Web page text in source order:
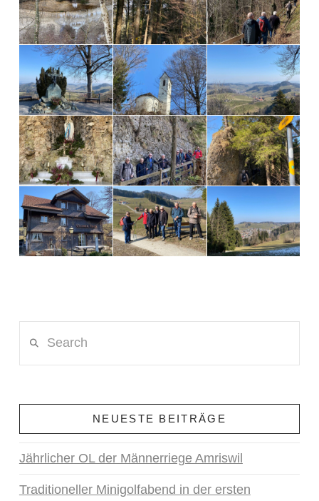
NEUESTE BEITRÄGE
Jährlicher OL der Männerriege Amriswil
Traditioneller Minigolfabend in der ersten